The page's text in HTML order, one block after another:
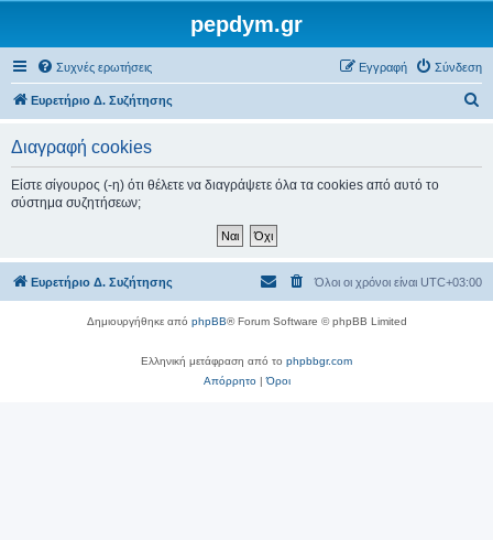
pepdym.gr
Συχνές ερωτήσεις Σύνδεση
Εγγραφή
Ευρετήριο Δ. Συζήτησης
σ
Διαγραφή cookies
Είστε σίγουρος (-η) ότι θέλετε να διαγράψετε όλα τα cookies από αυτό το
σύστημα συζητήσεων;
Ευρετήριο Δ. Συζήτησης Όλοι οι χρόνοι είναι UTC+03:00
Δημιουργήθηκε από phpBB® Forum Software © phpBB Limited
Ελληνική μετάφραση από το phpbbgr.com
Απόρρητο|Όροι